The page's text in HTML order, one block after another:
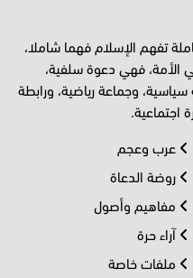
تفهم الإسلام فهما شاملا،
الأمة، فهي دعوة سلفية،
وجماعة رياضية، ورابطة
اجتماعية.
عرب وعجم
روضة الدعاة
مفاهيم وأصول
آراء حرة
ملفات خاصة